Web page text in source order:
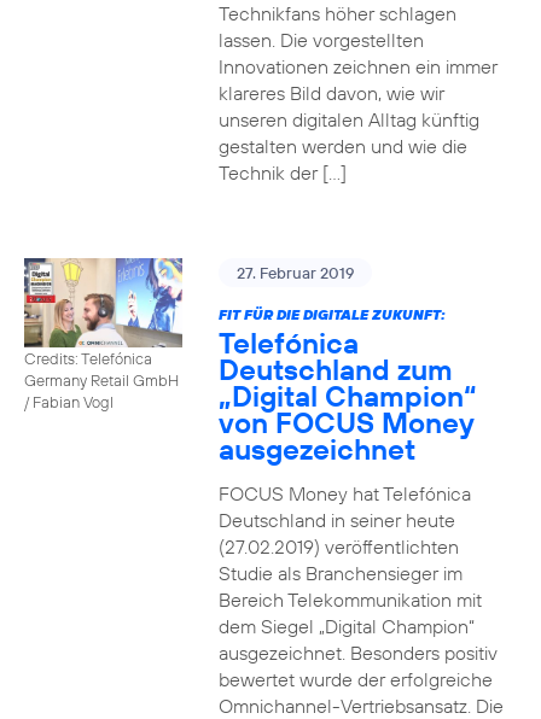
Technikfans höher schlagen
lassen. Die vorgestellten
Innovationen zeichnen ein immer
klareres Bild davon, wie wir
unseren digitalen Alltag künftig
gestalten werden und wie die
Technik der […]
Credits: Telefónica
Germany Retail GmbH
/ Fabian Vogl
27. Februar 2019
FIT FÜR DIE DIGITALE ZUKUNFT:
Telefónica
Deutschland zum
„Digital Champion“
von FOCUS Money
ausgezeichnet
FOCUS Money hat Telefónica
Deutschland in seiner heute
(27.02.2019) veröffentlichten
Studie als Branchensieger im
Bereich Telekommunikation mit
dem Siegel „Digital Champion“
ausgezeichnet. Besonders positiv
bewertet wurde der erfolgreiche
Omnichannel-Vertriebsansatz. Die